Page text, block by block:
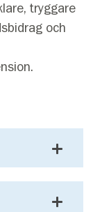
tryggare
och